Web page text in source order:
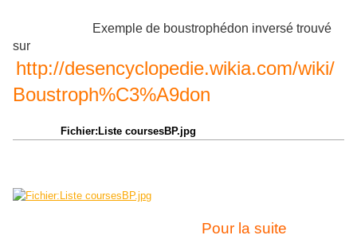
Exemple de boustrophédon inversé trouvé
sur
http://desencyclopedie.wikia.com/wiki/
Boustroph%C3%A9don
Fichier:Liste coursesBP.jpg
Pour la suite